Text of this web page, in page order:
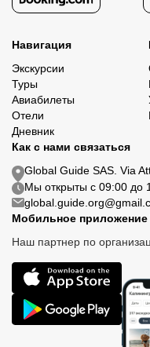
Навигация
Экскурсии
Туры
Авиабилеты
Отели
Дневник
Как с нами связаться
Global Guide SAS. Via
Мы открыты с 09:00 до
Мобильное приложение
Наш партнер по